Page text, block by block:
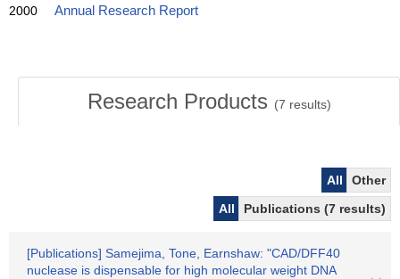
2000 Annual Research Report
Research Products (7 results)
All
Other
All
Publications (7 results)
[Publications] Samejima, Tone, Earnshaw: "CAD/DFF40
nuclease is dispensable for high molecular weight DNA